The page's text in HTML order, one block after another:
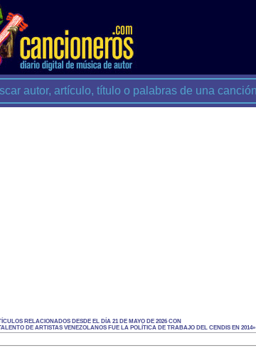
RELACIONADOS DESDE EL DÍA 21 DE MAYO DE 2026 CON
DE ARTISTAS VENEZOLANOS FUE LA POLÍTICA DE TRABAJO DEL CENDIS EN 2014»